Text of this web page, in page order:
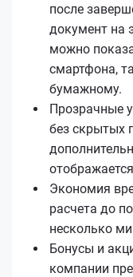
после
документ на
можно
смартфона,
бумажному.
Прозрачные
без скрытых
Экономия
расчета до
несколько
Бонусы и
компании